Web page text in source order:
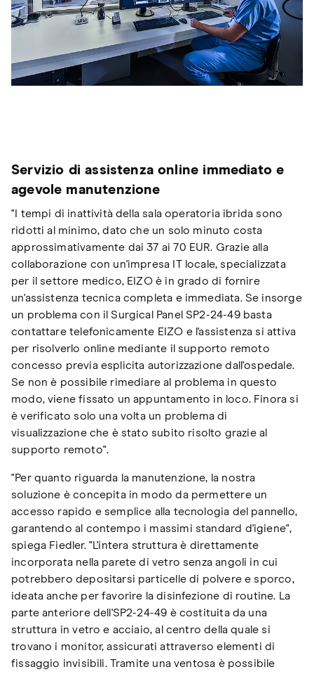
Servizio di assistenza online immediato e
agevole manutenzione
"I tempi di inattività della sala operatoria ibrida sono
ridotti al minimo, dato che un solo minuto costa
approssimativamente dai 37 ai 70 EUR. Grazie alla
collaborazione con un'impresa IT locale, specializzata
per il settore medico, EIZO è in grado di fornire
un'assistenza tecnica completa e immediata. Se insorge
un problema con il Surgical Panel SP2-24-49 basta
contattare telefonicamente EIZO e l'assistenza si attiva
per risolverlo online mediante il supporto remoto
concesso previa esplicita autorizzazione dall'ospedale.
Se non è possibile rimediare al problema in questo
modo, viene fissato un appuntamento in loco. Finora si
è verificato solo una volta un problema di
visualizzazione che è stato subito risolto grazie al
supporto remoto".
"Per quanto riguarda la manutenzione, la nostra
soluzione è concepita in modo da permettere un
accesso rapido e semplice alla tecnologia del pannello,
garantendo al contempo i massimi standard d'igiene",
spiega Fiedler. "L'intera struttura è direttamente
incorporata nella parete di vetro senza angoli in cui
potrebbero depositarsi particelle di polvere e sporco,
ideata anche per favorire la disinfezione di routine. La
parte anteriore dell'SP2-24-49 è costituita da una
struttura in vetro e acciaio, al centro della quale si
trovano i monitor, assicurati attraverso elementi di
fissaggio invisibili. Tramite una ventosa è possibile